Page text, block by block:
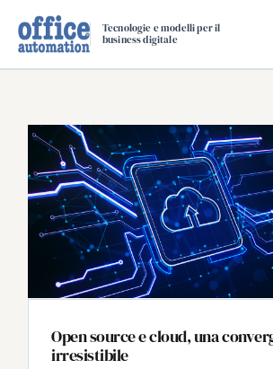
Tecnologie e modelli per il
business digitale
TAVOLE ROTONDE DI REDAZIONE
DAL MERCATO
CARRIERE
EVENTI
Open source e cloud, una
irresistibile